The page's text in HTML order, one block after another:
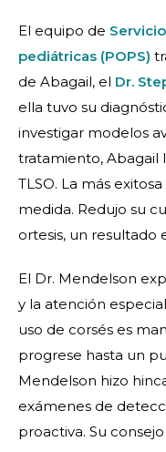
El equipo de
pediátricas (POPS)
de Abagail, el Dr.
ella tuvo su
investigar modelos
tratamiento, Abagail
TLSO. La más
medida. Redujo su
ortesis, un resultado
El Dr. Mendelson
y la atención
uso de corsés es
progrese hasta un
Mendelson hizo
exámenes de
proactiva. Su